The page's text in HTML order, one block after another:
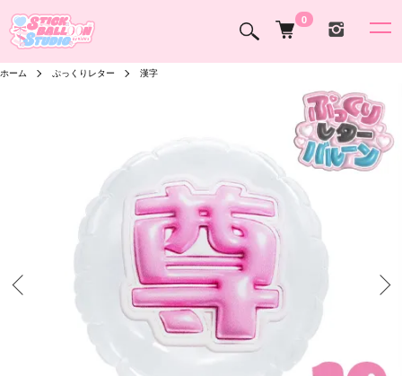
0
ホーム ぷっくりレター 漢字